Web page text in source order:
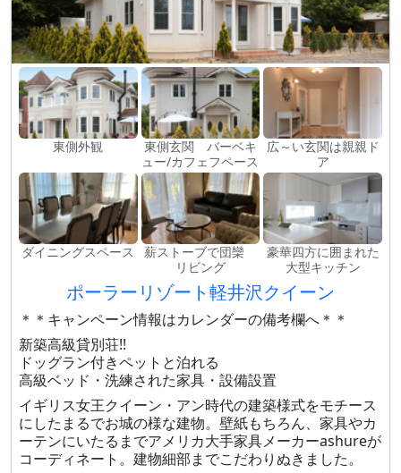
東側外観
東側玄関 バーベキ
ュー/カフェフペース
広～い玄関は親親ド
ア
ダイニングスペース
薪ストーブで団欒
リビング
豪華四方に囲まれた
大型キッチン
ポーラーリゾート軽井沢クイーン
＊＊キャンペーン情報はカレンダーの備考欄へ＊＊
新築高級貸別荘!!
ドッグラン付きペットと泊れる
高級ベッド・洗練された家具・設備設置
イギリス女王クイーン・アン時代の建築様式をモチース
にしたまるでお城の様な建物。壁紙もちろん、家具やカ
ーテンにいたるまでアメリカ大手家具メーカーashureが
コーディネート。建物細部までこだわりぬきました。